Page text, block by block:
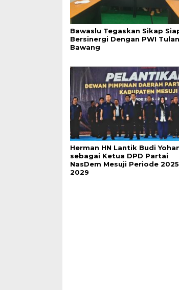
Bawaslu Tegaskan Sikap
Bersinergi Dengan PWI
Bawang
Herman HN Lantik Budi
sebagai Ketua DPD Partai
NasDem Mesuji Periode
2029